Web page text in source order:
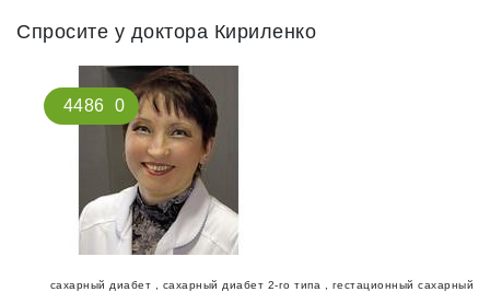
Спросите у доктора Кириленко
4486 0
сахарный диабет сахарный диабет 2-го типа
гестационный сахарный